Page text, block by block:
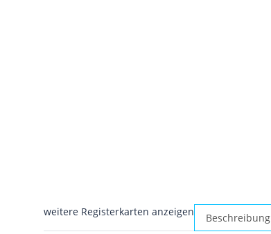
weitere Registerkarten anzeigen Beschreibung